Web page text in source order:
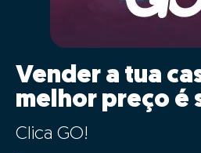
Ao clicar “GO” estarás a
da mais moderna tecnologia
mercado dos nossos
de forma simples.
Ao definir o valor correto do teu